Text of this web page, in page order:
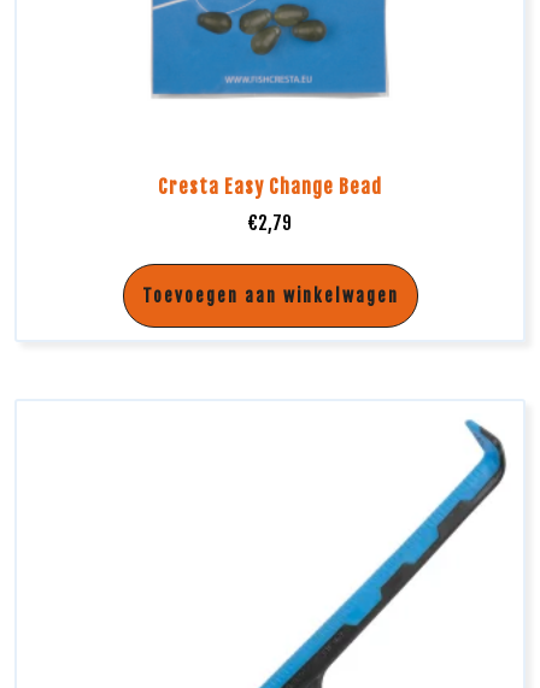
Cresta Easy Change Bead
€2,79
Toevoegen aan winkelwagen